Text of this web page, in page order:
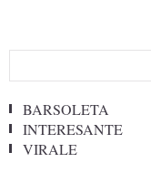
BARSOLETA
INTERESANTE
VIRALE